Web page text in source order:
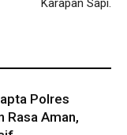
Karapan Sapi.
Polres
Rasa Aman,